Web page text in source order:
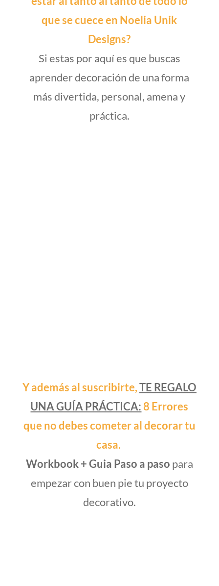
que se cuece en Noelia Unik
Designs?
Si estas por aquí es que buscas
aprender decoración de una forma
más divertida, personal, amena y
práctica.
Y además al suscribirte,TE REGALO
UNA GUÍA PRÁCTICA: 8 Errores
que no debes cometer al decorar tu
casa.
Workbook + Guia Paso a paso para
empezar con buen pie tu proyecto
decorativo.